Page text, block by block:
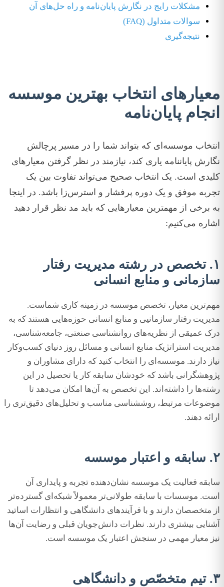
مشکلات رایج در نگارش پایان‌نامه و راه حل‌های آن
سوالات متداول (FAQ)
نتیجه‌گیری
معیارهای انتخاب بهترین موسسه
انجام پایان‌نامه
انتخاب موسسه‌ای که بتواند شما را در مسیر پرچالش
نگارش پایاننامه یاری کند، نیازمند در نظر گرفتن معیارهای
کلیدی است. یک انتخاب صحیح می‌تواند تفاوت بین یک
تجربه موفق و یک دوره پرفشار و استرس‌زا باشد. در اینجا
به برخی از مهمترین معیارهایی که باید مد نظر قرار دهید
اشاره می‌کنیم:
۱. تخصص در رشته مدیریت رفتار
سازمانی و منابع انسانی
مهم‌ترین معیار، تخصص موسسه در زمینه کاری شماست.
مدیریت رفتار سازمانیی و منابع انسانی حوزه‌هایی هستند که به
درک عمیقی از نظریه‌های روانشناسی صنعتی، جامعه‌شناسی،
مدیریت استراتژیک منابع انسانی و مسائل روز دنیای کسب‌وکار
نیاز دارند. موسسه‌ای را انتخاب کنید که دارای مشاوران و
پژوهشگرانی باشد که خودشان سابقه کار یا تحصیل در این
رشته‌ها را داشته‌اند. این تخصص به آن‌ها امکان می‌دهد تا
موضوعات مرتبط، روششناسی مناسب و تحلیل‌های دقیق‌تری را
ارائه دهند.
۲. سابقه و اعتبار موسسه
سابقه فعالیت یک موسسه نشان‌دهنده تجربه و پایداری آن
است. موسسات با سابقه طولانی‌تر معمولاً شبکه‌ای گسترده‌تر
از متخصصان دارند و با فرآیندهای دانشگاهی و انتظارات اساتید
آشنایی بیشتری دارند. نظرات دانش‌جویان قبلی و رضایت آن‌ها
نیز معیار مهمی در سنجش اعتبار یک موسسه است.
۳. تیم متخصّص و دانشگاهی